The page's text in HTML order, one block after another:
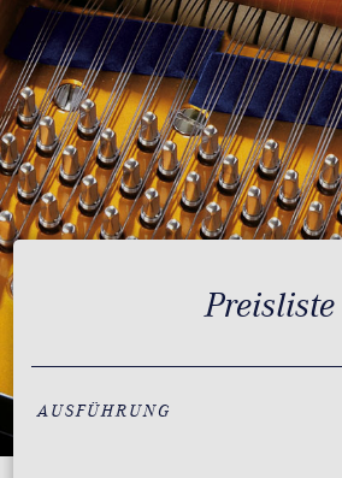
Preisliste
AUSFÜHRUNG